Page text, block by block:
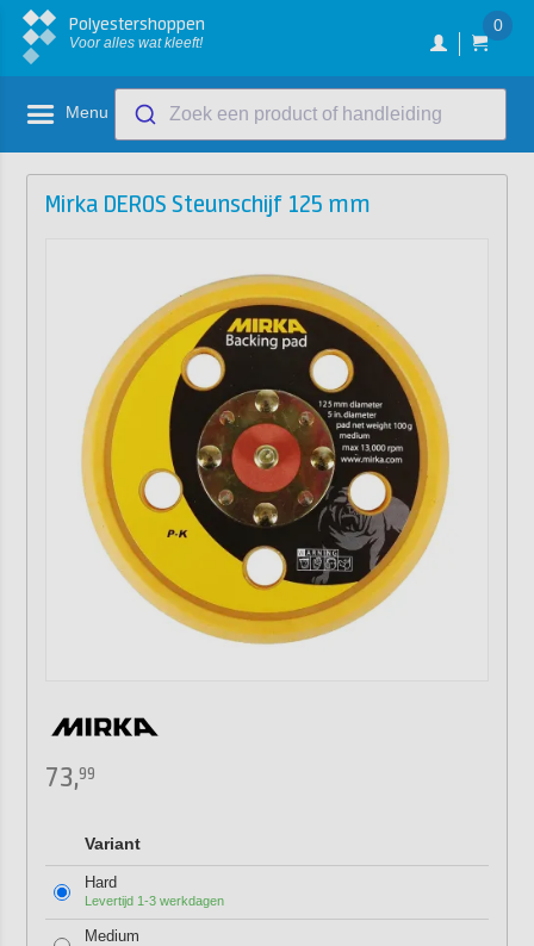
Polyestershoppen
Voor alles wat kleeft!
0
Menu Zoek een product of handleiding
Mirka DEROS Steunschijf 125 mm
73,99
Variant
Hard
Levertijd 1-3 werkdagen
Medium